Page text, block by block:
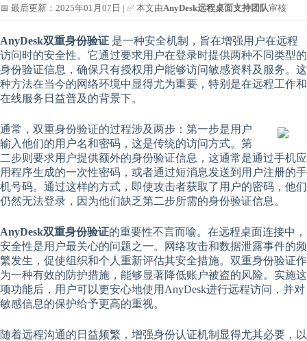
📅 最后更新：2025年01月07日 | ✅ 本文由AnyDesk远程桌面支持团队审核
AnyDesk双重身份验证 是一种安全机制，旨在增强用户在远程
访问时的安全性。它通过要求用户在登录时提供两种不同类型的
身份验证信息，确保只有授权用户能够访问敏感资料及服务。这
种方法在当今的网络环境中显得尤为重要，特别是在远程工作和
在线服务日益普及的背景下。
通常，双重身份验证的过程涉及两步：第一步是用户
输入他们的用户名和密码，这是传统的访问方式。第
二步则要求用户提供额外的身份验证信息，这通常是通过手机应
用程序生成的一次性密码，或者通过短消息发送到用户注册的手
机号码。通过这样的方式，即使攻击者获取了用户的密码，他们
仍然无法登录，因为他们缺乏第二步所需的身份验证信息。
AnyDesk双重身份验证的重要性不言而喻。在远程桌面连接中，
安全性是用户最关心的问题之一。网络攻击和数据泄露事件的频
繁发生，促使组织和个人重新评估其安全措施。双重身份验证作
为一种有效的防护措施，能够显著降低账户被盗的风险。实施这
项功能后，用户可以更安心地使用AnyDesk进行远程访问，并对
敏感信息的保护给予更高的重视。
随着远程沟通的日益频繁，增强身份认证机制显得尤其必要，以